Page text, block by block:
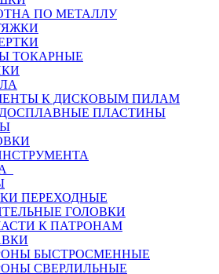
ПО МЕТАЛЛУ
ТОКАРНЫЕ
К ДИСКОВЫМ ПИЛАМ
ПЛАСТИНЫ
ПЕРЕХОДНЫЕ
ГОЛОВКИ
К ПАТРОНАМ
БЫСТРОСМЕННЫЕ
СВЕРЛИЛЬНЫЕ